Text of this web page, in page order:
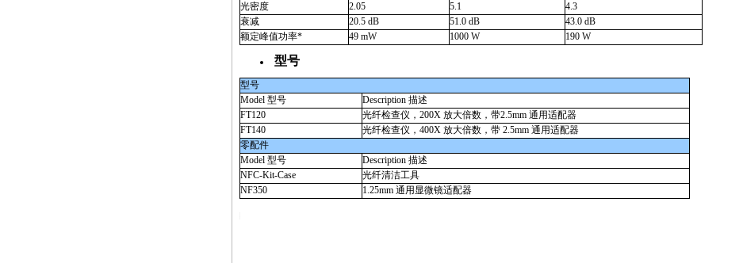
光密度
2.05 5.1
4.3
衰减
20.5 dB 51.0 dB
43.0 dB
额定峰值功率*
49 mW 1000 W 190 W
型号
型号
Model 型号
Description 描述
FT120
光纤检查仪，200X 放大倍数，带2.5mm 通用适配器
FT140
光纤检查仪，400X 放大倍数，带 2.5mm 通用适配器
零配件
Model 型号
Description 描述
NFC-Kit-Case
光纤清洁工具
NF350
1.25mm 通用显微镜适配器